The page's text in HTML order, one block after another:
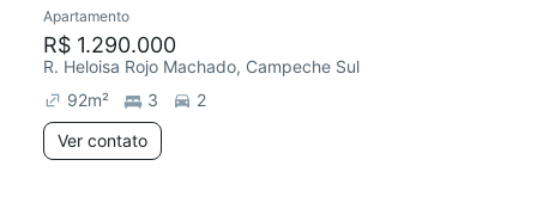
Apartamento
R$ 1.290.000
R. Heloisa Rojo Machado, Campeche Sul
92m² 3
2
Ver contato